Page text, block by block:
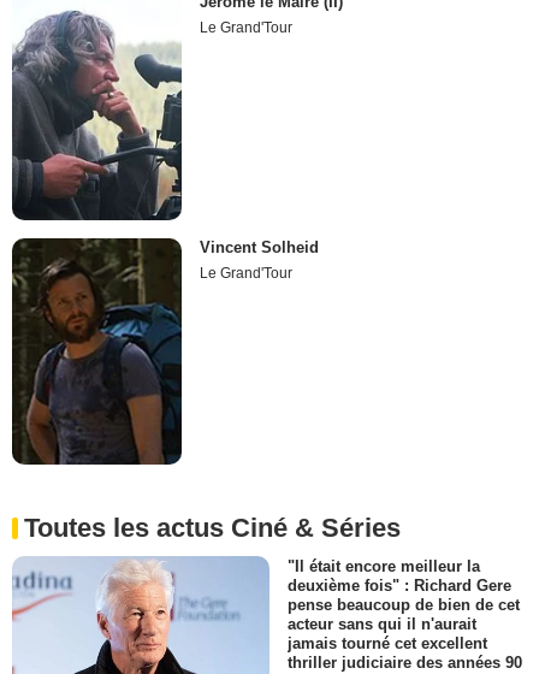
Le Grand'Tour
Vincent Solheid
Le Grand'Tour
Toutes les actus Ciné & Séries
"Il était encore meilleur la
deuxième fois" : Richard Gere
pense beaucoup de bien de cet
acteur sans qui il n'aurait
jamais tourné cet excellent
thriller judiciaire des années 90